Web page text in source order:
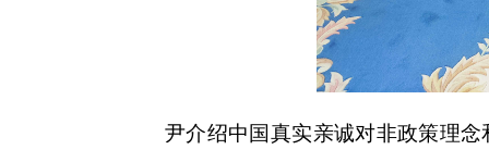
尹介绍中国真实亲诚对非政策理